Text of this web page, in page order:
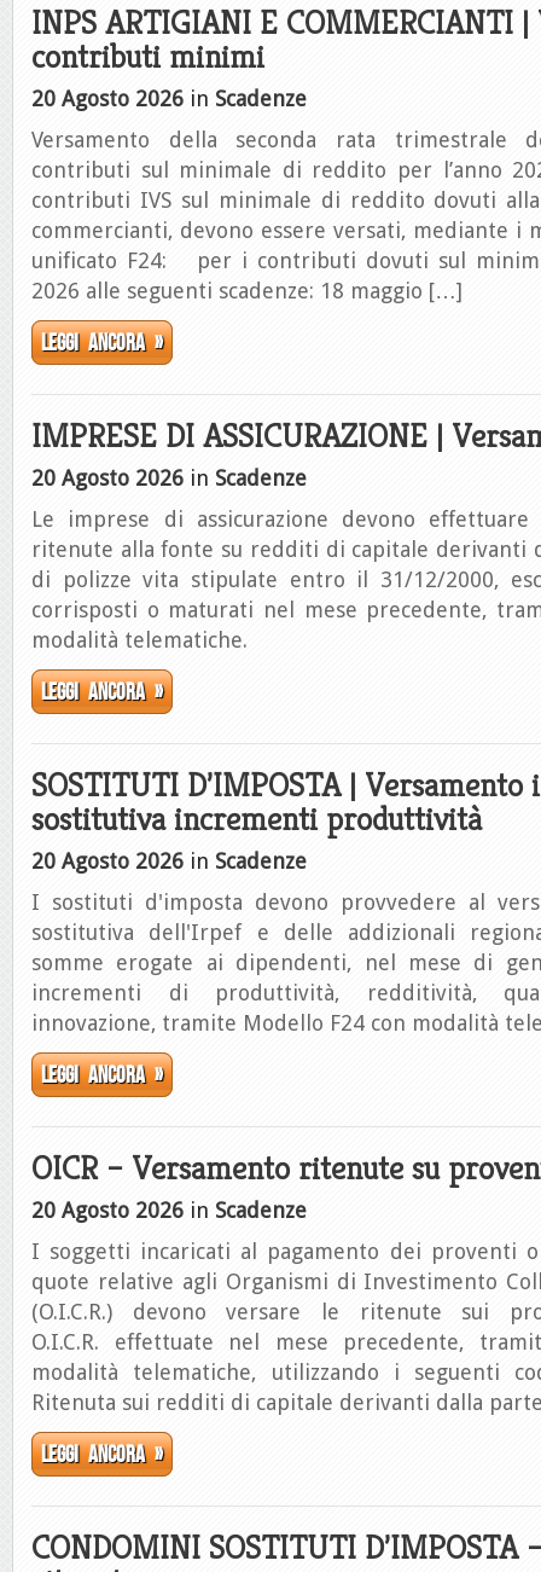
INPS ARTIGIANI E COMMERCIANTI
contributi minimi
20 Agosto 2026 in Scadenze
Versamento della seconda rata trimestrale
contributi sul minimale di reddito per l’anno
contributi IVS sul minimale di reddito dovuti
commercianti, devono essere versati, mediante i
unificato F24: per i contributi dovuti sul
2026 alle seguenti scadenze: 18 maggio […]
Leggi ancora »
IMPRESE DI ASSICURAZIONE |
20 Agosto 2026 in Scadenze
Le imprese di assicurazione devono
ritenute alla fonte su redditi di capitale derivanti
di polizze vita stipulate entro il 31/12/2000,
corrisposti o maturati nel mese precedente,
modalità telematiche.
Leggi ancora »
SOSTITUTI D’IMPOSTA | Versamento
sostitutiva incrementi produttività
20 Agosto 2026 in Scadenze
I sostituti d'imposta devono provvedere al
sostitutiva dell'Irpef e delle addizionali
somme erogate ai dipendenti, nel mese di
incrementi di produttività, redditività,
innovazione, tramite Modello F24 con modalità
Leggi ancora »
OICR – Versamento ritenute su
20 Agosto 2026 in Scadenze
I soggetti incaricati al pagamento dei proventi
quote relative agli Organismi di Investimento
(O.I.C.R.) devono versare le ritenute sui
O.I.C.R. effettuate nel mese precedente,
modalità telematiche, utilizzando i seguenti
Ritenuta sui redditi di capitale derivanti dalla
Leggi ancora »
CONDOMINI SOSTITUTI D’IMPOSTA